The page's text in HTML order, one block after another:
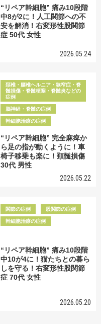
“リペア幹細胞” 痛み10段階
中8が2に！人工関節への不
安を解消！右変形性股関節
症 50代 女性
2026.05.24
頚椎・腰椎ヘルニア・狭窄症・脊
髄損傷・脊髄梗塞・脊髄炎などの
症例
脳神経・脊髄の症例
幹細胞治療の症例
“リペア幹細胞” 完全麻痺か
ら足の指が動くように！車
椅子移乗も楽に！頚髄損傷
30代 男性
2026.05.22
関節の症例 股関節の症例
幹細胞治療の症例
“リペア幹細胞” 痛み10段階
中10が4に！猫たちとの暮ら
しを守る！右変形性股関節
症 70代 女性
2026.05.20